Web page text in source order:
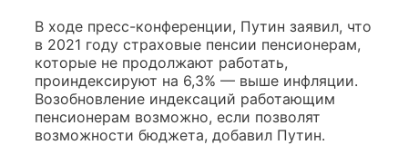
В ходе пресс-конференции, Путин заявил, что
в 2021 году страховые пенсии пенсионерам,
которые не продолжают работать,
проиндексируют на 6,3% — выше инфляции.
Возобновление индексаций работающим
пенсионерам возможно, если позволят
возможности бюджета, добавил Путин.